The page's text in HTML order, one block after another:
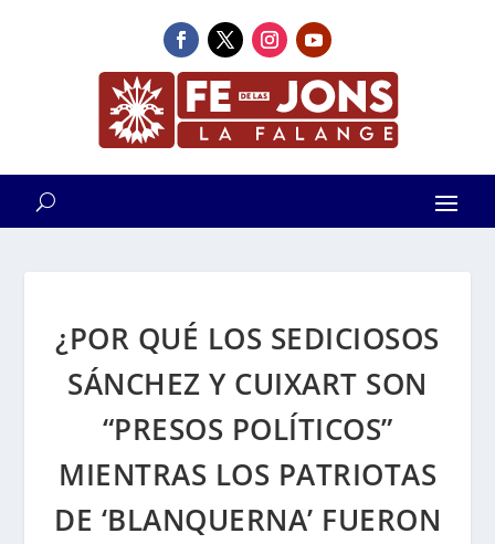
¿POR QUÉ LOS SEDICIOSOS
SÁNCHEZ Y CUIXART SON
“PRESOS POLÍTICOS”
MIENTRAS LOS PATRIOTAS
DE ‘BLANQUERNA’ FUERON